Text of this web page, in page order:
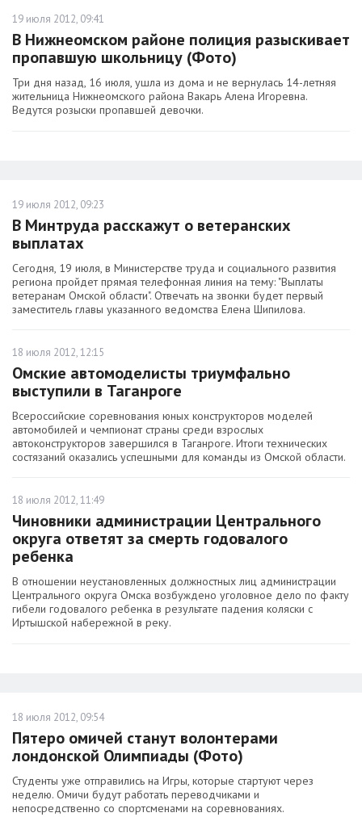
19 июля 2012, 09:41
В Нижнеомском районе полиция разыскивает
пропавшую школьницу (Фото)
Три дня назад, 16 июля, ушла из дома и не вернулась 14-летняя
жительница Нижнеомского района Вакарь Алена Игоревна.
Ведутся розыски пропавшей девочки.
19 июля 2012, 09:23
В Минтруда расскажут о ветеранских
выплатах
Сегодня, 19 июля, в Министерстве труда и социального развития
региона пройдет прямая телефонная линия на тему: "Выплаты
ветеранам Омской области". Отвечать на звонки будет первый
заместитель главы указанного ведомства Елена Шипилова.
18 июля 2012, 12:15
Омские автомоделисты триумфально
выступили в Таганроге
Всероссийские соревнования юных конструкторов моделей
автомобилей и чемпионат страны среди взрослых
автоконструкторов завершился в Таганроге. Итоги технических
состязаний оказались успешными для команды из Омской области.
18 июля 2012, 11:49
Чиновники администрации Центрального
округа ответят за смерть годовалого
ребенка
В отношении неустановленных должностных лиц администрации
Центрального округа Омска возбуждено уголовное дело по факту
гибели годовалого ребенка в результате падения коляски с
Иртышской набережной в реку.
18 июля 2012, 09:54
Пятеро омичей станут волонтерами
лондонской Олимпиады (Фото)
Студенты уже отправились на Игры, которые стартуют через
неделю. Омичи будут работать переводчиками и
непосредственно со спортсменами на соревнованиях.